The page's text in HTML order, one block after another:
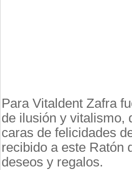
Para Vitaldent Zafra
de ilusión y vitalismo,
caras de felicidades
recibido a este Ratón
deseos y regalos.